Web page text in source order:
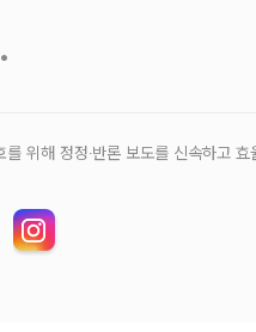
위해 정정‧반론 보도를 신속하고